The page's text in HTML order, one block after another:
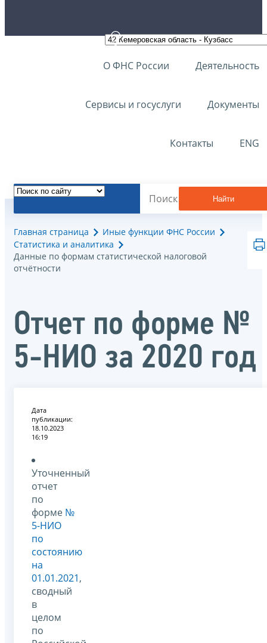
О ФНС России Деятельность
Сервисы и госуслуги Документы
Контакты ENG
Найти
Главная страница
Иные функции ФНС России
Статистика и аналитика
Данные по формам статистической налоговой
отчётности
Отчет по форме №
5-НИО за 2020 год
Дата
публикации:
18.10.2023
16:19
Уточненный
отчет
по
форме №
5-НИО
по
состоянию
на
01.01.2021,
сводный
в
целом
по